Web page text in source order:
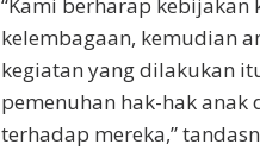
kelembagaan, kemudian
kegiatan yang dilakukan
pemenuhan hak-hak
terhadap mereka,”